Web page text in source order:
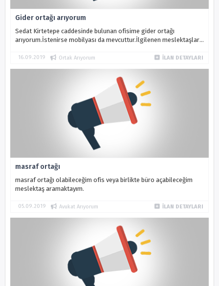
Gider ortağı arıyorum
Sedat Kirtetepe caddesinde bulunan ofisime gider ortağı
arıyorum.İstenirse mobilyası da mevcuttur.İlgilenen meslektaşlara
16.09.2019 Ortak Arıyorum İLAN DETAYLARI
masraf ortağı
masraf ortağı olabileceğim ofis veya birlikte büro açabileceğim
meslektaş aramaktayım.
05.09.2019 Avukat Arıyorum İLAN DETAYLARI